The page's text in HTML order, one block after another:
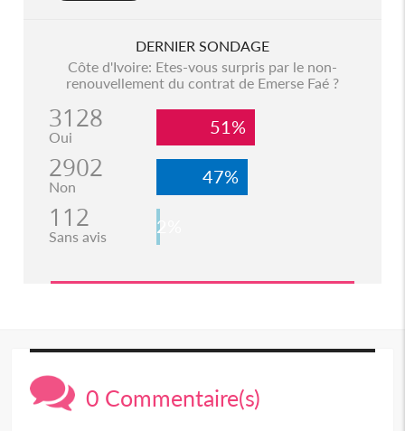
DERNIER SONDAGE
Côte d'Ivoire: Etes-vous surpris par le non-
renouvellement du contrat de Emerse Faé ?
3128
Oui 51%
2902
Non 47%
112
Sans avis 2%
0 Commentaire(s)